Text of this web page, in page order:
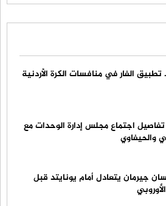
الفار في منافسات الكرة الأردنية
اجتماع مجلس إدارة الوحدات مع
والحيفاوي
جيرمان يتعادل أمام يونايتد قبل